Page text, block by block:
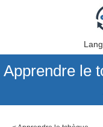
Apprendre le